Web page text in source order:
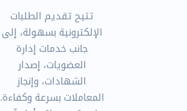
تتيح تقديم الطلبات
الإلكترونية بسهولة، إلى
جانب خدمات إدارة
العضويات، إصدار
الشهادات، وإنجاز
المعاملات بسرعة وكفاءة.